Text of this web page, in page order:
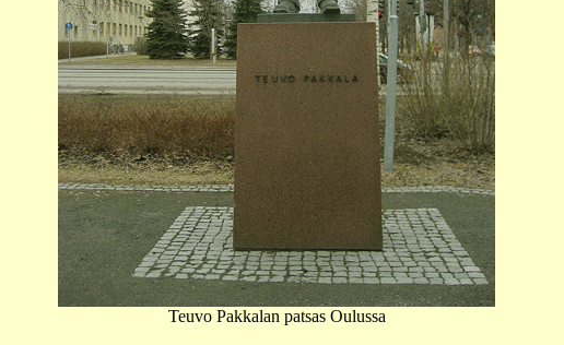
Teuvo Pakkalan patsas Oulussa